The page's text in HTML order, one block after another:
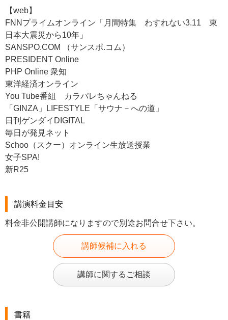
【web】
FNNプライムオンライン「月間特集 わすれない3.11 東
日本大震災から10年」
SANSPO.COM （サンスポ.コム）
PRESIDENT Online
PHP Online 衆知
東洋経済オンライン
You Tube番組 カラパレちゃんねる
「GINZA」LIFESTYLE「サウナ－への道」
日刊ゲンダイDIGITAL
毎日が発見ネット
Schoo（スクー）オンライン生放送授業
女子SPA!
新R25
講演料金目安
料金非公開講師になりますので別途お問合せ下さい。
講師候補に入れる
講師に関するご相談
書籍